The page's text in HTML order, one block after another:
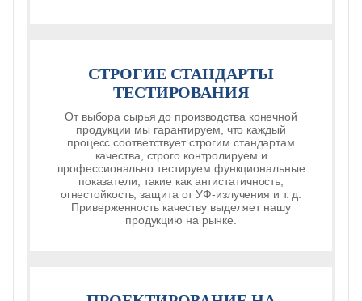
СТРОГИЕ СТАНДАРТЫ
ТЕСТИРОВАНИЯ
От выбора сырья до производства конечной
продукции мы гарантируем, что каждый
процесс соответствует строгим стандартам
качества, строго контролируем и
профессионально тестируем функциональные
показатели, такие как антистатичность,
огнестойкость, защита от УФ-излучения и т. д.
Приверженность качеству выделяет нашу
продукцию на рынке.